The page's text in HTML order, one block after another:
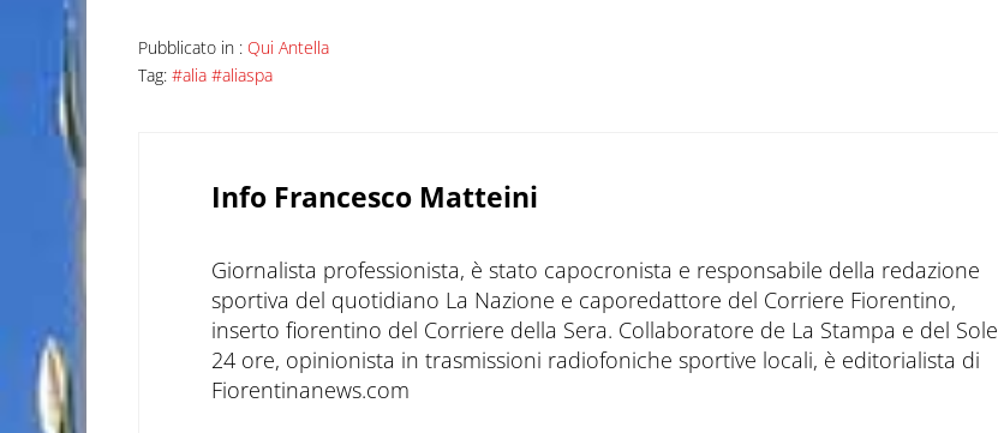
Pubblicato in : Qui Antella
Tag: #alia #aliaspa
Info Francesco Matteini
Giornalista professionista, è stato capocronista e responsabile della redazione
sportiva del quotidiano La Nazione e caporedattore del Corriere Fiorentino,
inserto fiorentino del Corriere della Sera. Collaboratore de La Stampa e del Sole
24 ore, opinionista in trasmissioni radiofoniche sportive locali, è editorialista di
Fiorentinanews.com